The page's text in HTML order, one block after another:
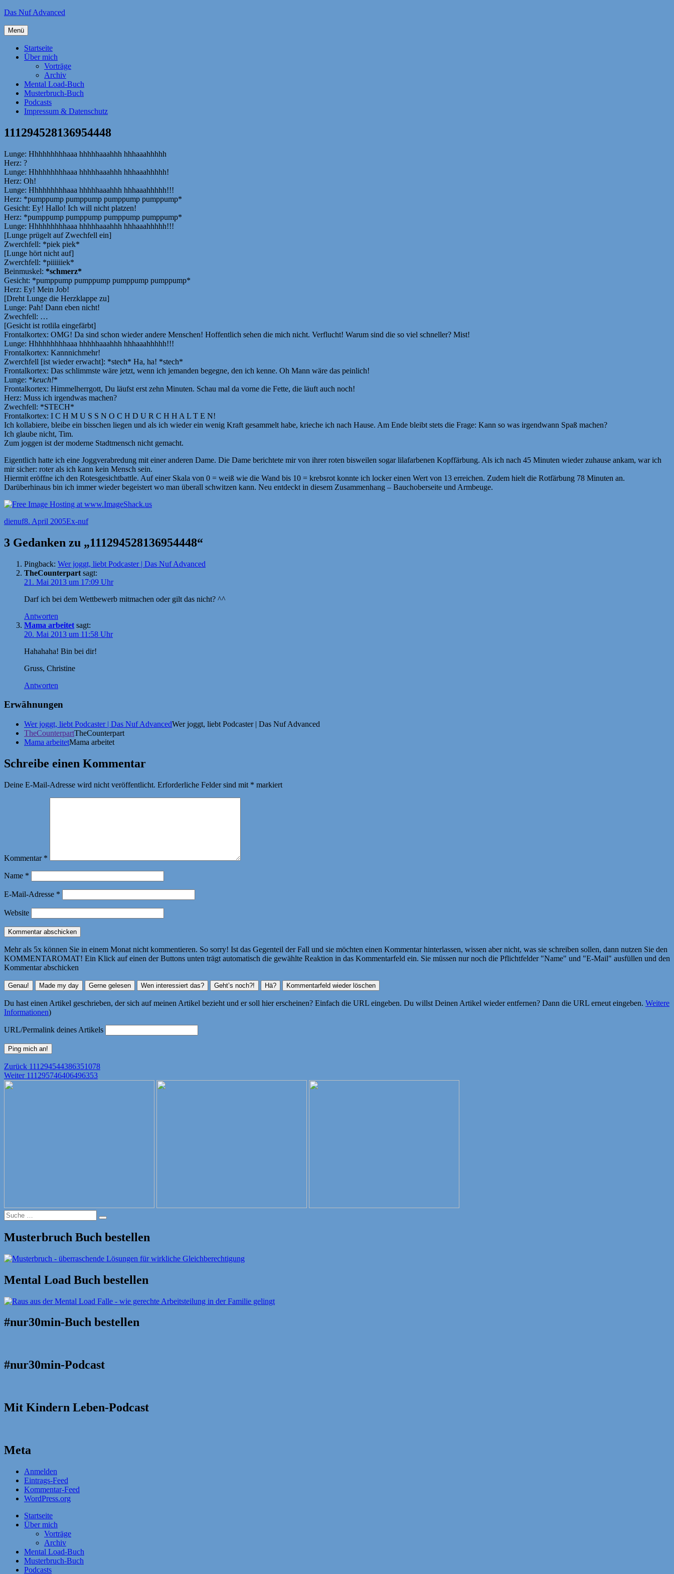
Zum
springen
Das Nuf Advanced
Menü
Startseite
Über mich
Vorträge
Archiv
Mental Load-Buch
Musterbruch-Buch
Podcasts
Impressum & Datenschutz
111294528136954448
Lunge: Hhhhhhhhhaaa hhhhhaaahhh hhhaaahhhhh
Herz: ?
Lunge: Hhhhhhhhhaaa hhhhhaaahhh hhhaaahhhhh!
Herz: Oh!
Lunge: Hhhhhhhhhaaa hhhhhaaahhh hhhaaahhhhh!!!
Herz: *pumppump pumppump pumppump pumppump*
Gesicht: Ey! Hallo! Ich will nicht platzen!
Herz: *pumppump pumppump pumppump pumppump*
Lunge: Hhhhhhhhhaaa hhhhhaaahhh hhhaaahhhhh!!!
[Lunge prügelt auf Zwechfell ein]
Zwerchfell: *piek piek*
[Lunge hört nicht auf]
Zwerchfell: *piiiiiiek*
Beinmuskel: *schmerz*
Gesicht: *pumppump pumppump pumppump pumppump*
Herz: Ey! Mein Job!
[Dreht Lunge die Herzklappe zu]
Lunge: Pah! Dann eben nicht!
Zwechfell: …
[Gesicht ist rotlila eingefärbt]
Frontalkortex: OMG! Da sind schon wieder andere Menschen! Hoffentlich sehen die mich nicht. Verflucht! Warum sind die so viel schneller? Mist!
Lunge: Hhhhhhhhhaaa hhhhhaaahhh hhhaaahhhhh!!!
Frontalkortex: Kannnichmehr!
Zwerchfell [ist wieder erwacht]: *stech* Ha, ha! *stech*
Frontalkortex: Das schlimmste wäre jetzt, wenn ich jemanden begegne, den ich kenne. Oh Mann wäre das peinlich!
Lunge: *keuch!*
Frontalkortex: Himmelherrgott, Du läufst erst zehn Minuten. Schau mal da vorne die Fette, die läuft auch noch!
Herz: Muss ich irgendwas machen?
Zwechfell: *STECH*
Frontalkortex: I C H M U S S N O C H D U R C H H A L T E N!
Ich kollabiere, bleibe ein bisschen liegen und als ich wieder ein wenig Kraft gesammelt habe, krieche ich nach Hause. Am Ende bleibt stets die Frage: Kann so was irgendwann Spaß machen?
Ich glaube nicht, Tim.
Zum joggen ist der moderne Stadtmensch nicht gemacht.
Eigentlich hatte ich eine Joggverabredung mit einer anderen Dame. Die Dame berichtete mir von ihrer roten bisweilen sogar lilafarbenen Kopffärbung. Als ich nach 45 Minuten wieder zuhause ankam, war ich
mir sicher: roter als ich kann kein Mensch sein.
Hiermit eröffne ich den Rotesgesichtbattle. Auf einer Skala von 0 = weiß wie die Wand bis 10 = krebsrot konnte ich locker einen Wert von 13 erreichen. Zudem hielt die Rotfärbung 78 Minuten an.
Darüberhinaus bin ich immer wieder begeistert wo man überall schwitzen kann. Neu entdeckt in diesem Zusammenhang – Bauchoberseite und Armbeuge.
Autor
dienufVeröffentlicht
8. April 2005Kategorien
Ex-nuf
3 Gedanken zu „111294528136954448“
Pingback: Wer joggt, liebt Podcaster | Das Nuf Advanced
TheCounterpart sagt:
21. Mai 2013 um 17:09 Uhr
Darf ich bei dem Wettbewerb mitmachen oder gilt das nicht? ^^
Antworten
Mama arbeitet sagt:
20. Mai 2013 um 11:58 Uhr
Hahahaha! Bin bei dir!
Gruss, Christine
Antworten
Erwähnungen
Wer joggt, liebt Podcaster | Das Nuf AdvancedWer joggt, liebt Podcaster | Das Nuf Advanced
TheCounterpartTheCounterpart
Mama arbeitetMama arbeitet
Schreibe einen Kommentar
Deine E-Mail-Adresse wird nicht veröffentlicht. Erforderliche Felder sind mit * markiert
Kommentar *
Name *
E-Mail-Adresse *
Website
Mehr als 5x können Sie in einem Monat nicht kommentieren. So sorry! Ist das Gegenteil der Fall und sie möchten einen Kommentar hinterlassen, wissen aber nicht, was sie schreiben sollen, dann nutzen Sie den
KOMMENTAROMAT! Ein Klick auf einen der Buttons unten trägt automatisch die gewählte Reaktion in das Kommentarfeld ein. Sie müssen nur noch die Pflichtfelder "Name" und "E-Mail" ausfüllen und den
Kommentar abschicken
Du hast einen Artikel geschrieben, der sich auf meinen Artikel bezieht und er soll hier erscheinen? Einfach die URL eingeben. Du willst Deinen Artikel wieder entfernen? Dann die URL erneut eingeben. Weitere
Informationen)
URL/Permalink deines Artikels
Beitragsnavigation
Zurück Vorheriger
Beitrag:
111294544386351078
Weiter Nächster
111295746406496353
Suche
nach:
Suche
Musterbruch Buch bestellen
Mental Load Buch bestellen
#nur30min-Buch bestellen
#nur30min-Podcast
Mit Kindern Leben-Podcast
Meta
Anmelden
Eintrags-Feed
Kommentar-Feed
WordPress.org
Startseite
Über mich
Vorträge
Archiv
Mental Load-Buch
Musterbruch-Buch
Podcasts